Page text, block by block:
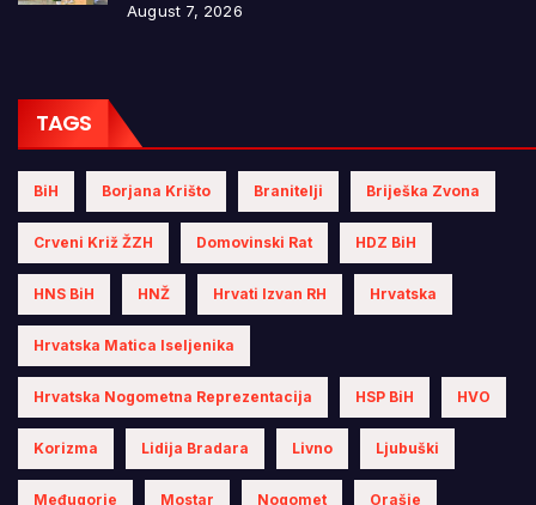
August 7, 2026
TAGS
BiH Borjana Krišto Branitelji Briješka Zvona
Crveni Križ ŽZH Domovinski Rat HDZ BiH
HNS BiH HNŽ Hrvati Izvan RH Hrvatska
Hrvatska Matica Iseljenika
Hrvatska Nogometna Reprezentacija HSP BiH HVO
Korizma Lidija Bradara Livno Ljubuški
Međugorje Mostar Nogomet Orašje